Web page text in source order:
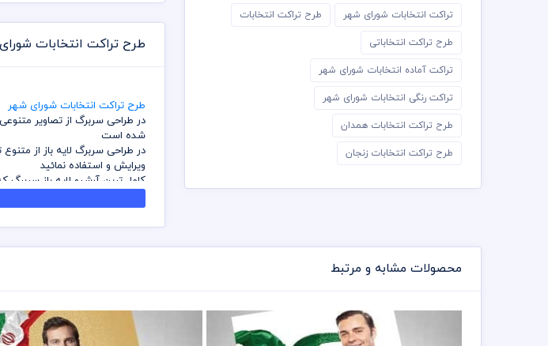
تراکت انتخابات شورای شهر طرح تراکت انتخابات
طرح تراکت انتخاباتی
تراکت آماده انتخابات شورای شهر
تراکت رنگی انتخابات شورای شهر
طرح تراکت انتخابات همدان
طرح تراکت انتخابات زنجان
طرح تراکت انتخابات
طرح تراکت انتخابات شورای شهر
در طراحی سربرگ از تصاویر
شده است
در طراحی سربرگ لایه باز از
ویرایش و استفاده نمائید
کامل ترین آرشیو لایه باز سربرگ
در طراحی سربرگ میهن پی اس دی
باشد
در طراحی سربرگ از لوگو و
رعایت کلیه قوانین موجود در
محصولات مشابه و مرتبط